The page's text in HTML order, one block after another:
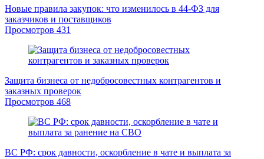
Новые правила закупок: что изменилось в 44-ФЗ для
заказчиков и поставщиков
Просмотров 431
Защита бизнеса от недобросовестных контрагентов и
заказных проверок
Просмотров 468
ВС РФ: срок давности, оскорбление в чате и выплата за